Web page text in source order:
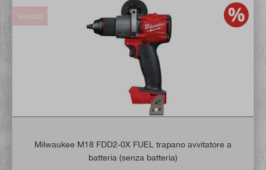
Vendita
Milwaukee M18 FDD2-0X FUEL trapano avvitatore a
batteria (senza batteria)